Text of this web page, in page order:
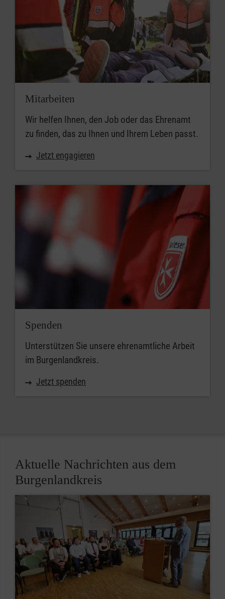
Mitarbeiten
Wir helfen Ihnen, den Job oder das Ehrenamt
zu finden, das zu Ihnen und Ihrem Leben passt.
Jetzt engagieren
Spenden
Unterstützen Sie unsere ehrenamtliche Arbeit
im Burgenlandkreis.
Jetzt spenden
Aktuelle Nachrichten aus dem
Burgenlandkreis